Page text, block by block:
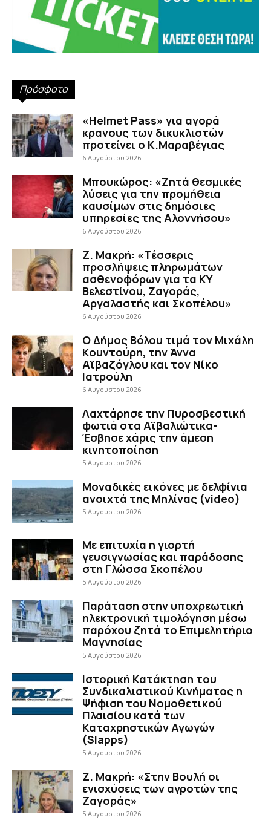
Πρόσφατα
«Helmet Pass» για αγορά
κρανους των δικυκλιστών
προτείνει ο Κ.Μαραβέγιας
6 Αυγούστου 2026
Μπουκώρος: «Ζητά θεσμικές
λύσεις για την προμήθεια
καυσίμων στις δημόσιες
υπηρεσίες της Αλοννήσου»
6 Αυγούστου 2026
Ζ. Μακρή: «Τέσσερις
προσλήψεις πληρωμάτων
ασθενοφόρων για τα ΚΥ
Βελεστίνου, Ζαγοράς,
Αργαλαστής και Σκοπέλου»
6 Αυγούστου 2026
Ο Δήμος Βόλου τιμά τον Μιχάλη
Κουντούρη, την Άννα
Αϊβαζόγλου και τον Νίκο
Ιατρούλη
6 Αυγούστου 2026
Λαχτάρησε την Πυροσβεστική
φωτιά στα Αϊβαλιώτικα-
Έσβησε χάρις την άμεση
κινητοποίηση
5 Αυγούστου 2026
Μοναδικές εικόνες με δελφίνια
ανοιχτά της Μηλίνας (video)
5 Αυγούστου 2026
Με επιτυχία η γιορτή
γευσιγνωσίας και παράδοσης
στη Γλώσσα Σκοπέλου
5 Αυγούστου 2026
Παράταση στην υποχρεωτική
ηλεκτρονική τιμολόγηση μέσω
παρόχου ζητά το Επιμελητήριο
Μαγνησίας
5 Αυγούστου 2026
Ιστορική Κατάκτηση του
Συνδικαλιστικού Κινήματος η
Ψήφιση του Νομοθετικού
Πλαισίου κατά των
Καταχρηστικών Αγωγών
(Slapps)
5 Αυγούστου 2026
Ζ. Μακρή: «Στην Βουλή οι
ενισχύσεις των αγροτών της
Ζαγοράς»
5 Αυγούστου 2026